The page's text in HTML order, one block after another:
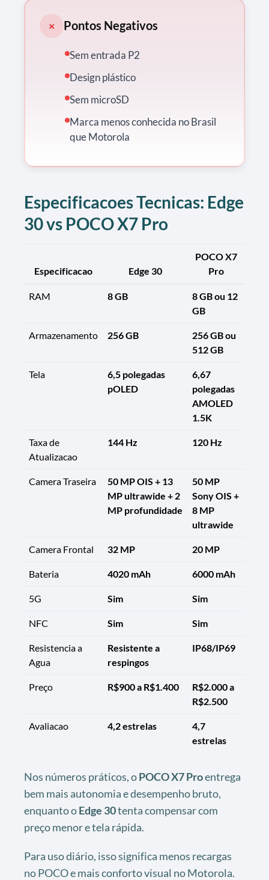
× Pontos Negativos
Sem entrada P2
Design plástico
Sem microSD
Marca menos conhecida no Brasil
que Motorola
Especificacoes Tecnicas: Edge
30 vs POCO X7 Pro
Especificacao Edge 30
POCO X7
Pro
RAM 8 GB
8 GB ou 12
GB
Armazenamento 256 GB
256 GB ou
512 GB
Tela
6,5 polegadas
pOLED
6,67
polegadas
AMOLED
1.5K
Taxa de
Atualizacao
144 Hz 120 Hz
Camera Traseira
50 MP OIS + 13
MP ultrawide + 2
MP profundidade
50 MP
Sony OIS +
8 MP
ultrawide
Camera Frontal 32 MP 20 MP
Bateria 4020 mAh 6000 mAh
5G Sim Sim
NFC Sim Sim
Resistencia a
Agua
Resistente a
respingos
IP68/IP69
Preço R$900 a R$1.400
R$2.000 a
R$2.500
Avaliacao 4,2 estrelas
4,7
estrelas
Nos números práticos, oPOCO X7 Proentrega
bem mais autonomia e desempenho bruto,
enquanto oEdge 30tenta compensar com
preço menor e tela rápida.
Para uso diário, isso significa menos recargas
no POCO e mais conforto visual no Motorola.